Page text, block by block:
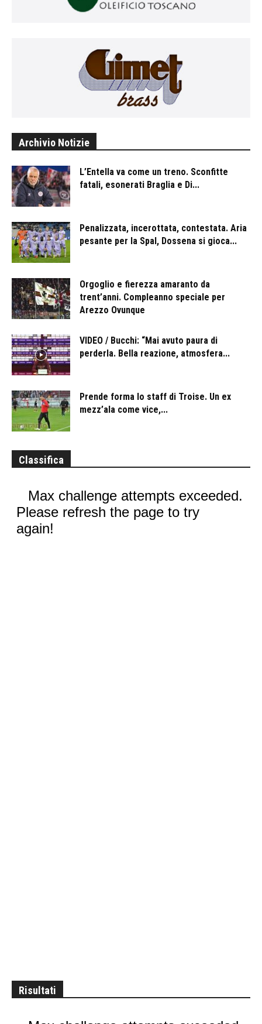
Archivio Notizie
L’Entella va come un treno. Sconfitte
fatali, esonerati Braglia e Di...
Penalizzata, incerottata, contestata. Aria
pesante per la Spal, Dossena si gioca...
Orgoglio e fierezza amaranto da
trent’anni. Compleanno speciale per
Arezzo Ovunque
VIDEO / Bucchi: “Mai avuto paura di
perderla. Bella reazione, atmosfera...
Prende forma lo staff di Troise. Un ex
mezz’ala come vice,...
Classifica
Risultati